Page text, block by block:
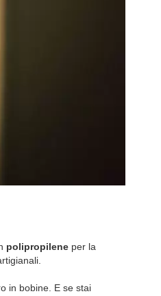
polipropilene per la
in bobine. E se stai